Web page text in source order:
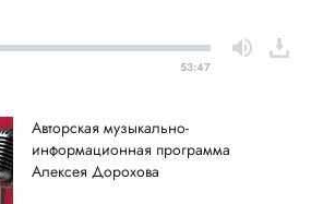
53:47
Авторская музыкально-
информационная программа
Алексея Дорохова